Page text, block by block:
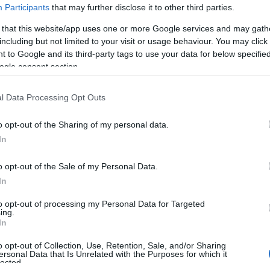
Participants that may further disclose it to other third parties.
that this website/app uses one or more Google services and may
but not limited to your visit or usage behaviour. You may
to Google and its third-party tags to use your data for below
consent section.
Data Processing Opt Outs
opt-out of the Sharing of my personal data.
opt-out of the Sale of my Personal Data.
opt-out of processing my Personal Data for Targeted
opt-out of Collection, Use, Retention, Sale, and/or Sharing
Data that Is Unrelated with the Purposes for which it
Serrapresenterà l’approvazione del
e di Poesia Città di Olbia, finalizzato a
sul territorio. L’assessore
di vari interventi urbanistici, proporrà diverse
al “PDL Fideli-Quaglioni e Più” in
non sostanziale al PRU Pittulongu per
di una variante al programma di
della
espropriativi.
del Consiglio
nella frazione di San Pantaleo e la
al programma di fabbricazione vigente,
il progetto. Infine, verrà discussa la
litoralicon l’adozione di una variante al
delle osservazioni pervenute, in